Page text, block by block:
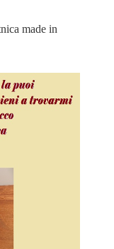
made in